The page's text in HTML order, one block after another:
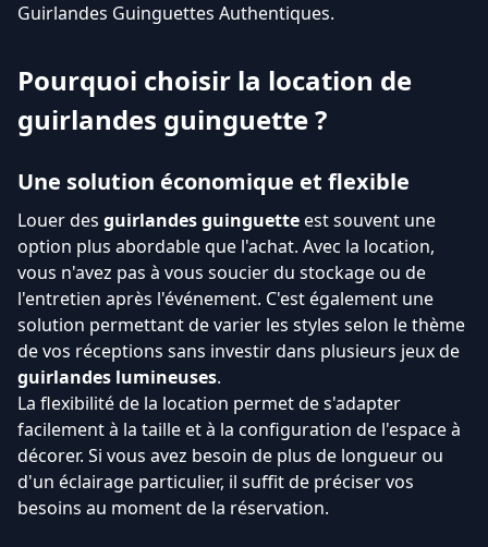
Guirlandes Guinguettes Authentiques.
Pourquoi choisir la location de
guirlandes guinguette ?
Une solution économique et flexible
Louer des guirlandes guinguetteest souvent une
option plus abordable que l'achat. Avec la location,
vous n'avez pas à vous soucier du stockage ou de
l'entretien après l'événement. C'est également une
solution permettant de varier les styles selon le thème
de vos réceptions sans investir dans plusieurs jeux de
guirlandes lumineuses.
La flexibilité de la location permet de s'adapter
facilement à la taille et à la configuration de l'espace à
décorer. Si vous avez besoin de plus de longueur ou
d'un éclairage particulier, il suffit de préciser vos
besoins au moment de la réservation.